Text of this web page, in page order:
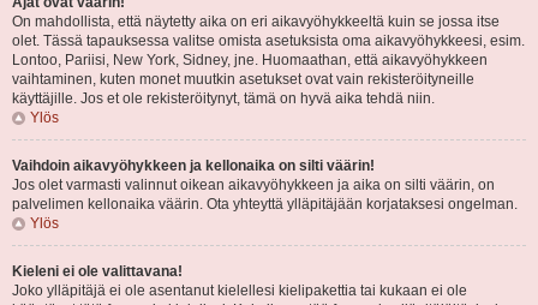
On mahdollista, että näytetty aika on eri aikavyöhykkeeltä kuin se jossa itse
olet. Tässä tapauksessa valitse omista asetuksista oma aikavyöhykkeesi, esim.
Lontoo, Pariisi, New York, Sidney, jne. Huomaathan, että aikavyöhykkeen
vaihtaminen, kuten monet muutkin asetukset ovat vain rekisteröityneille
käyttäjille. Jos et ole rekisteröitynyt, tämä on hyvä aika tehdä niin.
Ylös
Vaihdoin aikavyöhykkeen ja kellonaika on silti väärin!
Jos olet varmasti valinnut oikean aikavyöhykkeen ja aika on silti väärin, on
palvelimen kellonaika väärin. Ota yhteyttä ylläpitäjään korjataksesi ongelman.
Ylös
Kieleni ei ole valittavana!
Joko ylläpitäjä ei ole asentanut kielellesi kielipakettia tai kukaan ei ole